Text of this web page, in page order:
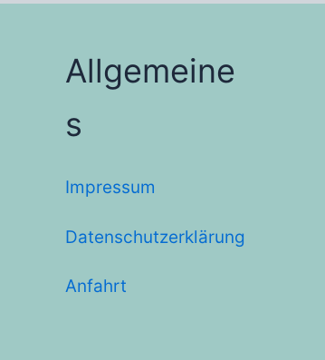
Allgemeine
s
Impressum
Datenschutzerklärung
Anfahrt